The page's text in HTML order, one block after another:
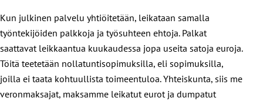
Kun julkinen palvelu yhtiöitetään, leikataan samalla
työntekijöiden palkkoja ja työsuhteen ehtoja. Palkat
saattavat leikkaantua kuukaudessa jopa useita satoja euroja.
Töitä teetetään nollatuntisopimuksilla, eli sopimuksilla,
joilla ei taata kohtuullista toimeentuloa. Yhteiskunta, siis me
veronmaksajat, maksamme leikatut eurot ja dumpatut